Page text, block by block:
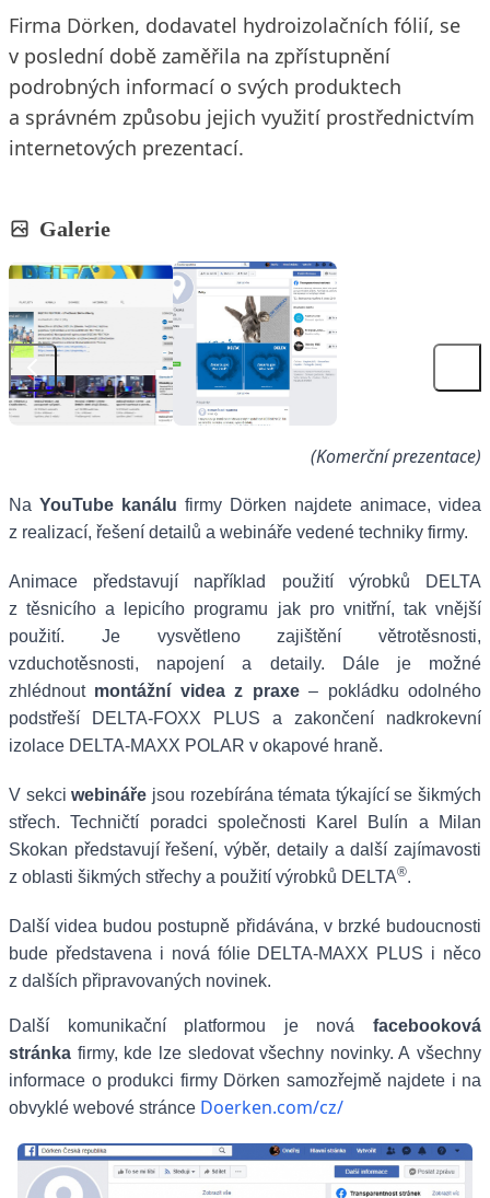
Firma Dörken, dodavatel hydroizolačních fólií, se
v poslední době zaměřila na zpřístupnění
podrobných informací o svých produktech
a správném způsobu jejich využití prostřednictvím
internetových prezentací.
Galerie
(Komerční prezentace)
Na YouTube kanálu firmy Dörken najdete animace, videa
z realizací, řešení detailů a webináře vedené techniky firmy.
Animace představují například použití výrobků DELTA
z těsnicího a lepicího programu jak pro vnitřní, tak vnější
použití. Je vysvětleno zajištění větrotěsnosti,
vzduchotěsnosti, napojení a detaily. Dále je možné
zhlédnout montážní videa z praxe– pokládku odolného
podstřeší DELTA-FOXX PLUS a zakončení nadkrokevní
izolace DELTA-MAXX POLAR v okapové hraně.
V sekciwebináře jsou rozebírána témata týkající se šikmých
střech. Techničtí poradci společnosti Karel Bulín a Milan
Skokan představují řešení, výběr, detaily a další zajímavosti
z oblasti šikmých střechy a použití výrobků DELTA®.
Další videa budou postupně přidávána, v brzké budoucnosti
bude představena i nová fólie DELTA-MAXX PLUS i něco
z dalších připravovaných novinek.
Další komunikační platformou je nová facebooková
stránka firmy, kde lze sledovat všechny novinky. A všechny
informace o produkci firmy Dörken samozřejmě najdete i na
obvyklé webové stránce Doerken.com/cz/